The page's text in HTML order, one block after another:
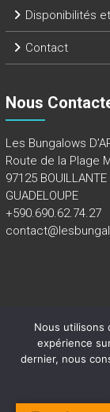
Disponibilités
Contact
Nous
Les Bungalows
Route de la Plage
97125 BOUILLANTE
GUADELOUPE
+590.690.62.74.27
Copyright
Nous utilisons
expérience
dernier, nous